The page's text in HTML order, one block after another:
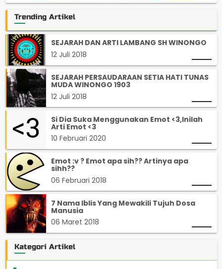
Trending Artikel
SEJARAH DAN ARTI LAMBANG SH WINONGO
12 Juli 2018
SEJARAH PERSAUDARAAN SETIA HATI TUNAS
MUDA WINONGO 1903
12 Juli 2018
Si Dia Suka Menggunakan Emot <3,Inilah
Arti Emot <3
10 Februari 2020
Emot :v ? Emot apa sih?? Artinya apa
sihh??
06 Februari 2018
7 Nama Iblis Yang Mewakili Tujuh Dosa
Manusia
06 Maret 2018
Kategori Artikel